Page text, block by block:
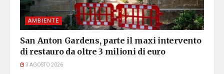
AMBIENTE
San Anton Gardens, parte il maxi intervento
di restauro da oltre 3 milioni di euro
3 AGOSTO 2026